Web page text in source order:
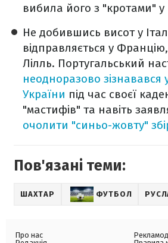
вибила його з "кротами"
Не добившись висот у
відправляється у
Лілль. Португальський
неодноразово зізнавався
України під час своєї
"мастифів" та навіть
очолити "синьо-жовту"
Пов'язані теми:
ШАХТАР ФУТБОЛ
Про нас